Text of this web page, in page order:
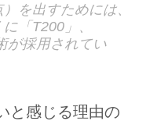
を出すためには、
「T200」、
が採用されてい
と感じる理由の